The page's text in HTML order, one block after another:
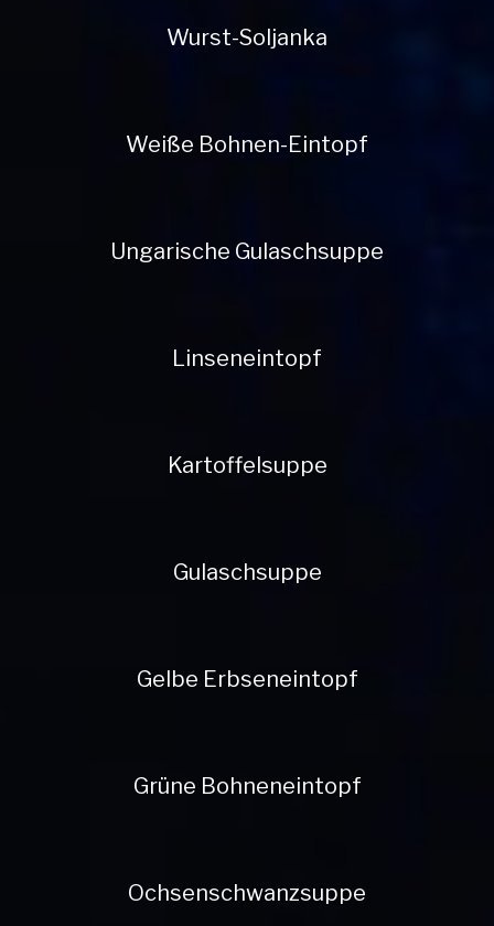
Wurst-Soljanka
Weiße Bohnen-Eintopf
Ungarische Gulaschsuppe
Linseneintopf
Kartoffelsuppe
Gulaschsuppe
Gelbe Erbseneintopf
Grüne Bohneneintopf
Ochsenschwanzsuppe